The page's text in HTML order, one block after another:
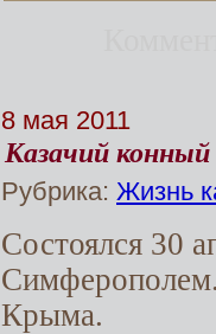
8 мая 2011
Казачий
Рубрика: Жизнь
Состоялся 30
Крыма.